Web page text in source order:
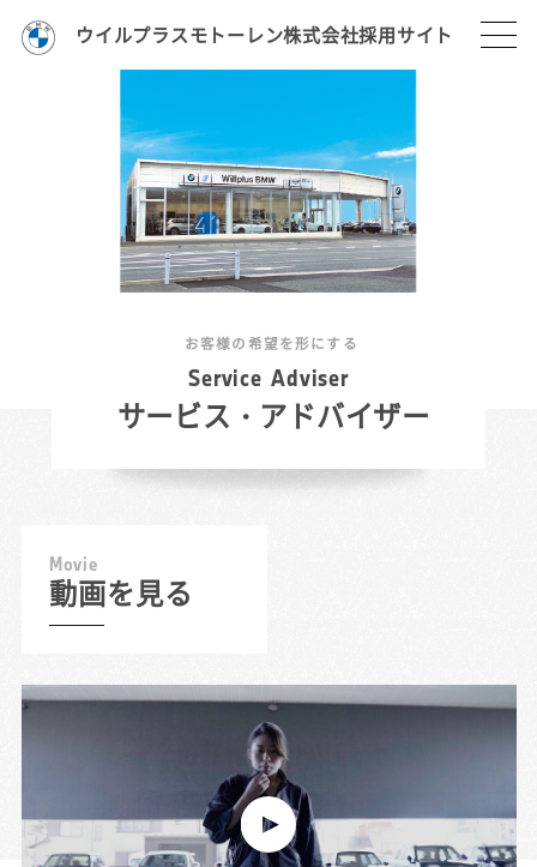
ウイルプラスモトーレン株式会社採用サイト
Service Adviser
サービス・アドバイザー
お客様の希望を形にする
Movie
動画を見る